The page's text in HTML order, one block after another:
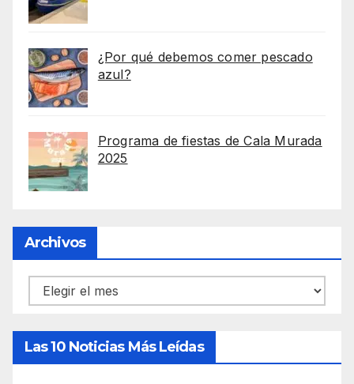
¿Por qué debemos comer pescado
azul?
Programa de fiestas de Cala Murada
2025
Archivos
Archivos
Las 10 Noticias Más Leídas